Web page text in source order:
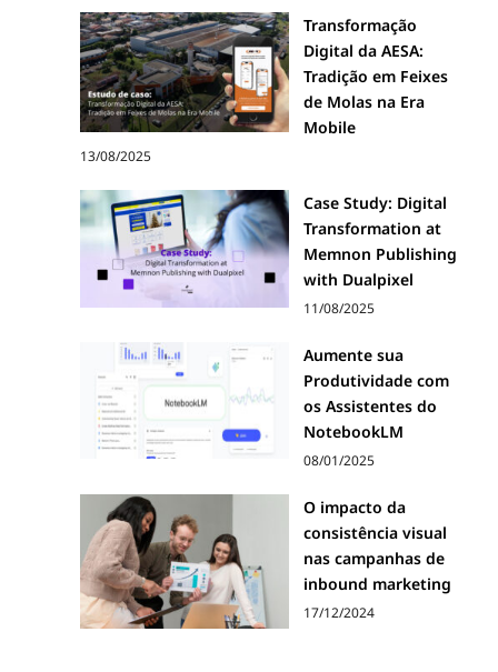
Transformação
Digital da AESA:
Tradição em Feixes
de Molas na Era
Mobile
13/08/2025
Case Study: Digital
Transformation at
Memnon Publishing
with Dualpixel
11/08/2025
Aumente sua
Produtividade com
os Assistentes do
NotebookLM
08/01/2025
O impacto da
consistência visual
nas campanhas de
inbound marketing
17/12/2024